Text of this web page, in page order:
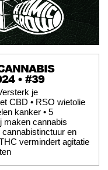
• #39
je
CBD • RSO wietolie
kanker • 5
maken cannabis
cannabistinctuur en
vermindert agitatie